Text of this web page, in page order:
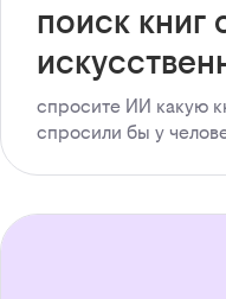
поиск
спросите ИИ какую
спросили бы у